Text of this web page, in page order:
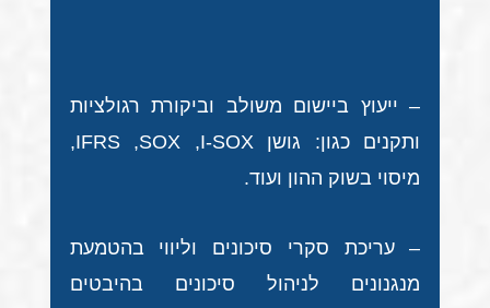
– ייעוץ ביישום משולב וביקורת רגולציות
ותקנים כגון: גושן I-SOX
‏,
SOX
‏,
IFRS
‏,
מיסוי בשוק ההון‏ ועוד.
– עריכת סקרי סיכונים וליווי בהטמעת
מנגנונים לניהול סיכונים בהיבטים